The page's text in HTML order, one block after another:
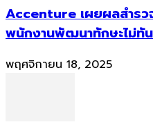
Accenture เผยผลสำรว
พนักงานพัฒนาทักษะไม่ทัน
พฤศจิกายน 18, 2025